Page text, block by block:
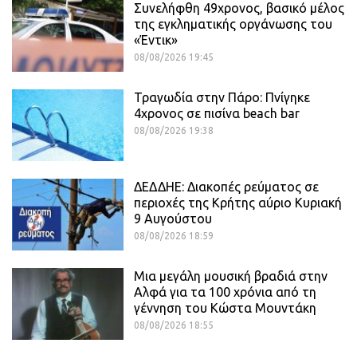
Συνελήφθη 49χρονος, βασικό μέλος
της εγκληματικής οργάνωσης του
«Έντικ»
08/08/2026 19:45
Τραγωδία στην Πάρο: Πνίγηκε
4χρονος σε πισίνα beach bar
08/08/2026 19:38
ΔΕΔΔΗΕ: Διακοπές ρεύματος σε
περιοχές της Κρήτης αύριο Κυριακή
9 Αυγούστου
08/08/2026 18:59
Μια μεγάλη μουσική βραδιά στην
Αλφά για τα 100 χρόνια από τη
γέννηση του Κώστα Μουντάκη
08/08/2026 18:55